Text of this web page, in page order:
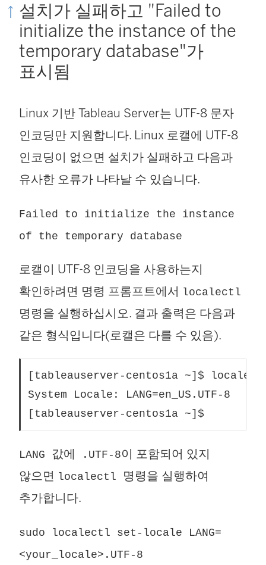
설치가 실패하고 "Failed to
initialize the instance of the
temporary database"가
표시됨
Linux 기반 Tableau Server는 UTF-8 문자
인코딩만 지원합니다. Linux 로캘에 UTF-8
인코딩이 없으면 설치가 실패하고 다음과
유사한 오류가 나타날 수 있습니다.
Failed to initialize the instance
of the temporary database
로캘이 UTF-8 인코딩을 사용하는지
확인하려면 명령 프롬프트에서 localectl
명령을 실행하십시오. 결과 출력은 다음과
같은 형식입니다(로캘은 다를 수 있음).
[tableauserver-centos1a ~]$
System Locale: LANG=en_US.UTF-8
LANG 값에 .UTF-8이 포함되어 있지
않으면 localectl 명령을 실행하여
추가합니다.
sudo localectl set-locale LANG=
<your_locale>.UTF-8